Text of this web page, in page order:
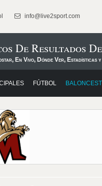
info@live2sport.com
De Resultados
En Vivo, Dónde Ver, Estadísticas y
FÚTBOL